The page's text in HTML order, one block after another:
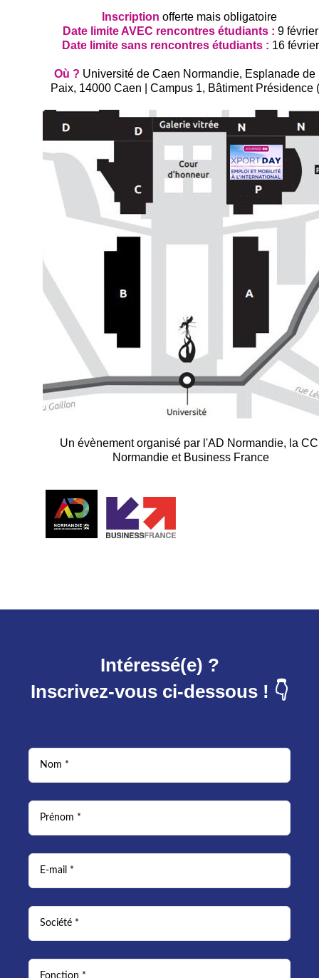
Inscription offerte mais obligatoire
Date limite AVEC rencontres étudiants : 9 février
Date limite sans rencontres étudiants : 16 février
Où ? Université de Caen Normandie, Esplanade de
Paix, 14000 Caen | Campus 1, Bâtiment Présidence
Un évènement organisé par l'AD Normandie, la
Normandie et Business France
Intéressé(e) ?
Inscrivez-vous ci-dessous ! 👇